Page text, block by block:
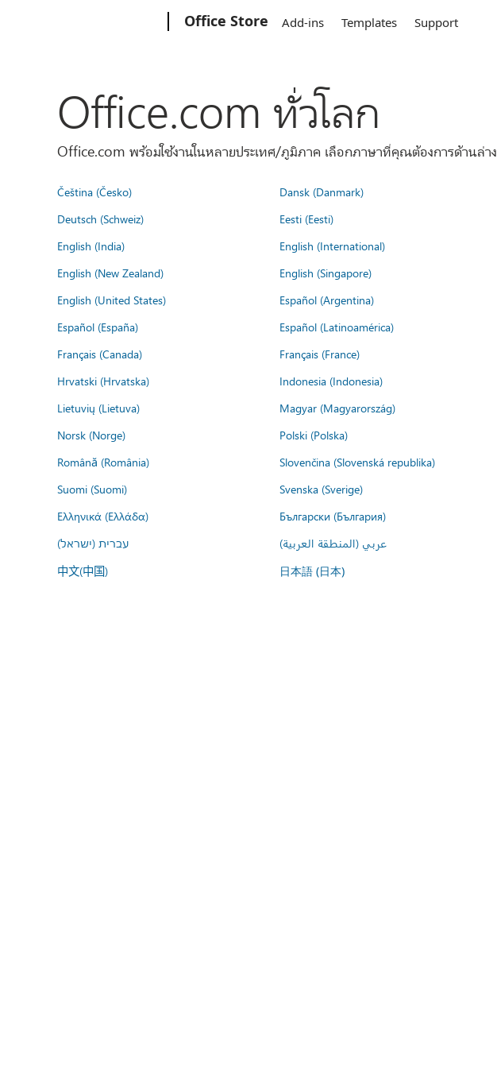
Office Store Add-ins Templates Support
Office.com ทั่วโลก
Office.com พร้อมใช้งานในหลายประเทศ/ภูมิภาค เลือกภาษาที่คุณต้องการด้านล่าง
Čeština (Česko) Dansk (Danmark)
Deutsch (Schweiz)
Eesti (Eesti)
English (India)
English (International)
English (New Zealand)
English (Singapore)
English (United States)
Español (Argentina)
Español (España)
Español (Latinoamérica)
Français (Canada)
Français (France)
Hrvatski (Hrvatska)
Indonesia (Indonesia)
Lietuvių (Lietuva)
Magyar (Magyarország)
Norsk (Norge)
Polski (Polska)
Română (România)
Slovenčina (Slovenská republika)
Suomi (Suomi)
Svenska (Sverige)
Ελληνικά (Ελλάδα)
Български (България)
עברית (ישראל)
عربي (المنطقة العربية)
中文(中国) 日本語 (日本)